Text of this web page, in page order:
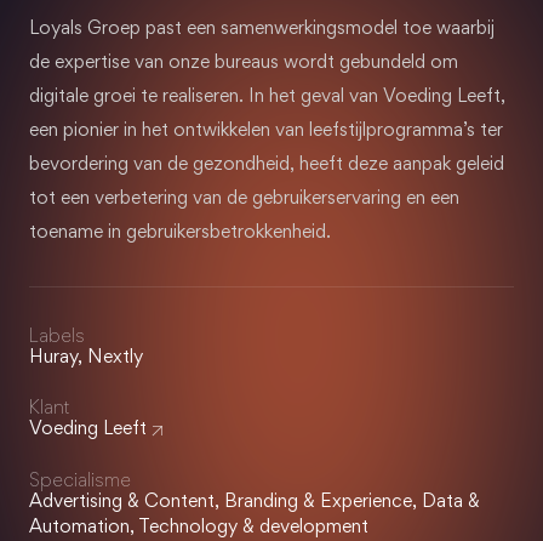
Loyals Groep past een samenwerkingsmodel toe waarbij
de expertise van onze bureaus wordt gebundeld om
digitale groei te realiseren. In het geval van Voeding Leeft,
een pionier in het ontwikkelen van leefstijlprogramma’s ter
bevordering van de gezondheid, heeft deze aanpak geleid
tot een verbetering van de gebruikerservaring en een
toename in gebruikersbetrokkenheid.
Labels
Huray, Nextly
Klant
Voeding Leeft
Specialisme
Advertising & Content, Branding & Experience, Data &
Automation, Technology & development